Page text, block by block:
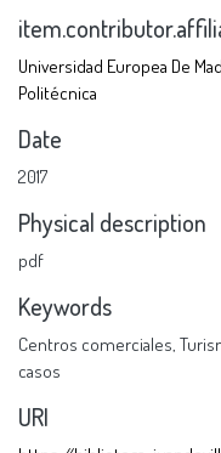
Universidad Europea De
Politécnica
Date
2017
Physical description
pdf
Keywords
Centros comerciales,
casos
URI